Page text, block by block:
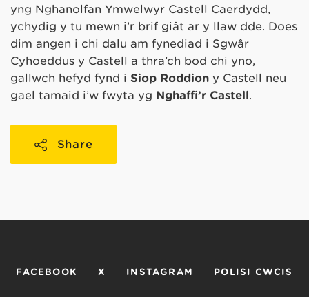
yng Nghanolfan Ymwelwyr Castell Caerdydd,
ychydig y tu mewn i’r brif giât ar y llaw dde. Does
dim angen i chi dalu am fynediad i Sgwâr
Cyhoeddus y Castell a thra’ch bod chi yno,
gallwch hefyd fynd i Siop Roddion y Castell neu
gael tamaid i’w fwyta yg Nghaffi’r Castell.
Share
FACEBOOK X INSTAGRAM POLISI CWCIS